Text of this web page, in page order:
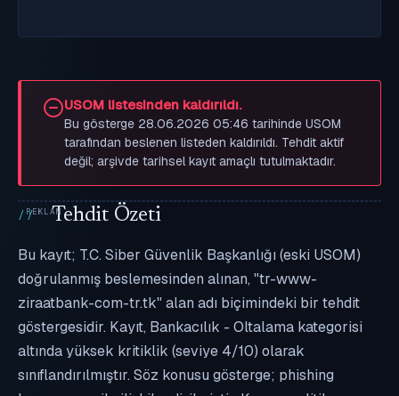
USOM listesinden kaldırıldı.
Bu gösterge 28.06.2026 05:46 tarihinde USOM
tarafından beslenen listeden kaldırıldı. Tehdit aktif
değil; arşivde tarihsel kayıt amaçlı tutulmaktadır.
Tehdit Özeti
Bu kayıt; T.C. Siber Güvenlik Başkanlığı (eski USOM)
doğrulanmış beslemesinden alınan, "tr-www-
ziraatbank-com-tr.tk" alan adı biçimindeki bir tehdit
göstergesidir. Kayıt, Bankacılık - Oltalama kategorisi
altında yüksek kritiklik (seviye 4/10) olarak
sınıflandırılmıştır. Söz konusu gösterge; phishing